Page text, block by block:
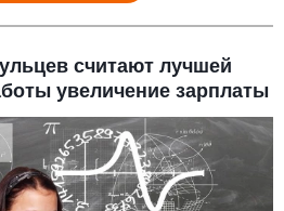
считают лучшей
увеличение зарплаты